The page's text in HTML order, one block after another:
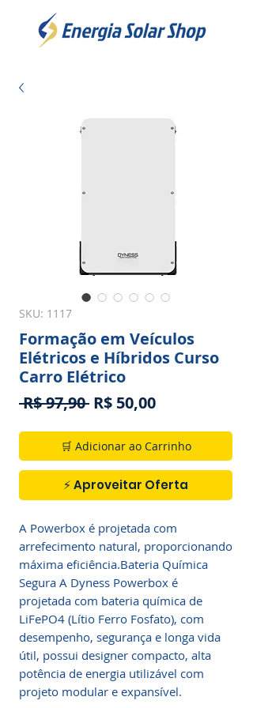
SKU: 1117
Formação em Veículos
Elétricos e Híbridos Curso
Carro Elétrico
R$ 97,90 Preço
R$ 50,00Preço
🛒 Adicionar ao Carrinho
⚡ Aproveitar Oferta
A Powerbox é projetada com
arrefecimento natural, proporcionando
máxima eficiência.Bateria Química
Segura A Dyness Powerbox é
projetada com bateria química de
LiFePO4 (Lítio Ferro Fosfato), com
desempenho, segurança e longa vida
útil, possui designer compacto, alta
potência de energia utilizável com
projeto modular e expansível.